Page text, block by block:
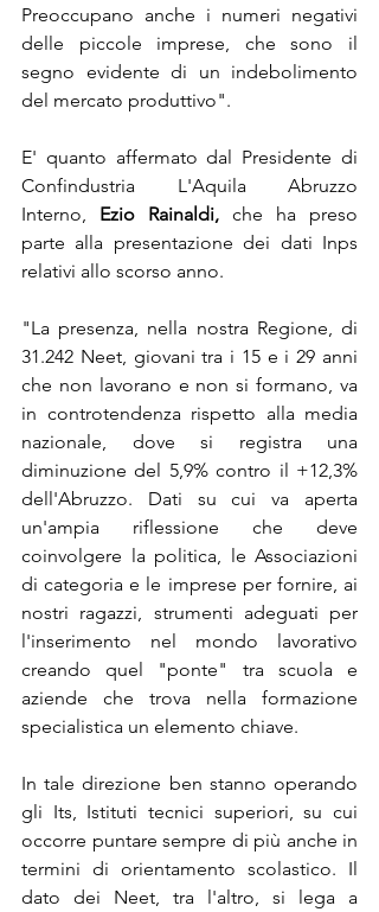
Preoccupano anche i numeri negativi
delle piccole imprese, che sono il
segno evidente di un indebolimento
del mercato produttivo".
E' quanto affermato dal Presidente di
Confindustria L'Aquila Abruzzo
Interno, Ezio Rainaldi, che ha preso
parte alla presentazione dei dati Inps
relativi allo scorso anno.
"La presenza, nella nostra Regione, di
31.242 Neet, giovani tra i 15 e i 29 anni
che non lavorano e non si formano, va
in controtendenza rispetto alla media
nazionale, dove si registra una
diminuzione del 5,9% contro il +12,3%
dell'Abruzzo. Dati su cui va aperta
un'ampia riflessione che deve
coinvolgere la politica, le Associazioni
di categoria e le imprese per fornire, ai
nostri ragazzi, strumenti adeguati per
l'inserimento nel mondo lavorativo
creando quel "ponte" tra scuola e
aziende che trova nella formazione
specialistica un elemento chiave.
In tale direzione ben stanno operando
gli Its, Istituti tecnici superiori, su cui
occorre puntare sempre di più anche in
termini di orientamento scolastico. Il
dato dei Neet, tra l'altro, si lega a